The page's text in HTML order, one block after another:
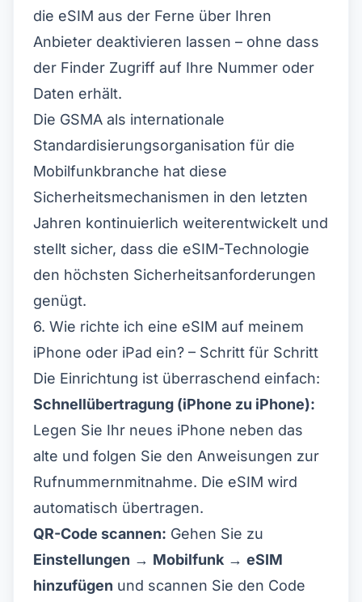
die eSIM aus der Ferne über Ihren
Anbieter deaktivieren lassen – ohne dass
der Finder Zugriff auf Ihre Nummer oder
Daten erhält.
Die GSMA als internationale
Standardisierungsorganisation für die
Mobilfunkbranche hat diese
Sicherheitsmechanismen in den letzten
Jahren kontinuierlich weiterentwickelt und
stellt sicher, dass die eSIM-Technologie
den höchsten Sicherheitsanforderungen
genügt.
6. Wie richte ich eine eSIM auf meinem
iPhone oder iPad ein? – Schritt für Schritt
Die Einrichtung ist überraschend einfach:
Schnellübertragung (iPhone zu iPhone):
Legen Sie Ihr neues iPhone neben das
alte und folgen Sie den Anweisungen zur
Rufnummernmitnahme. Die eSIM wird
automatisch übertragen.
QR-Code scannen: Gehen Sie zu
Einstellungen → Mobilfunk → eSIM
hinzufügen und scannen Sie den Code